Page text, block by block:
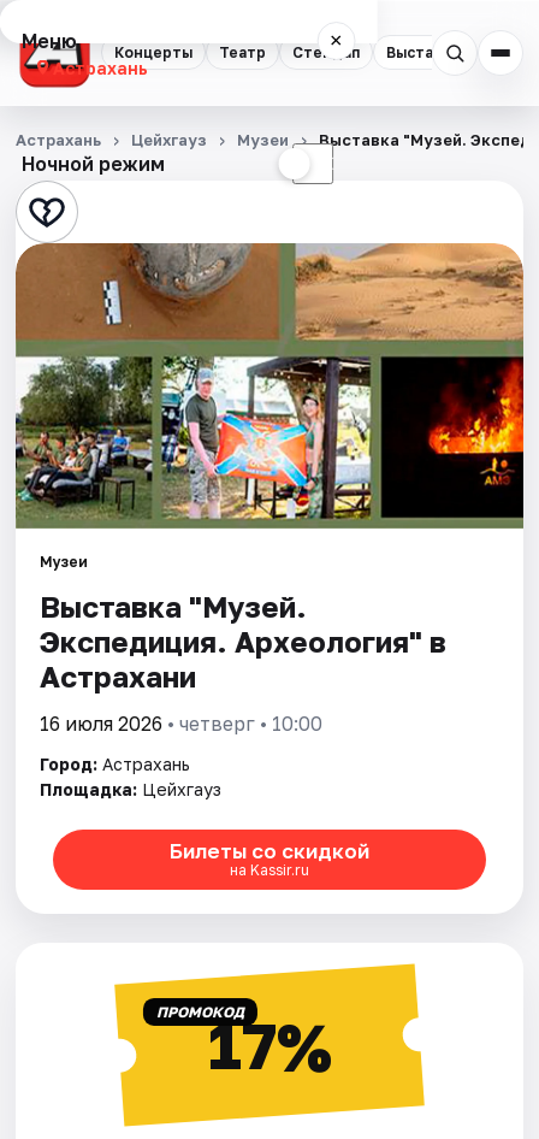
Концерты Театр Стендап Выставки
Меню ×
Астрахань
Концерты
Театр
Стендап
Выставки
Квесты
Экскурсии
Спорт
События
Города
Площадки
Артисты
Рейтинги
Ночной режим ☾
Астрахань Цейхгауз Музеи Выставка "Музей.
Музеи
Выставка "Музей.
Экспедиция. Археология" в
Астрахани
16 июля 2026 • четверг • 10:00
Город: Астрахань
Площадка: Цейхгауз
Билеты со скидкой
на Kassir.ru
ПРОМОКОД17%